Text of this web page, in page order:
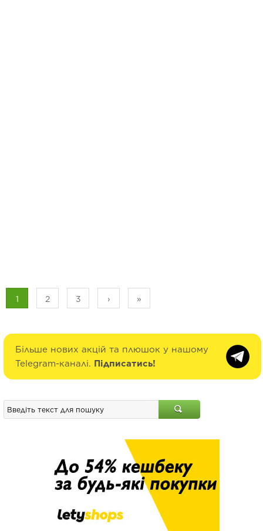
1 2 3 › »
Більше нових акцій та плюшок у нашому
Telegram-каналі. Підписатись!